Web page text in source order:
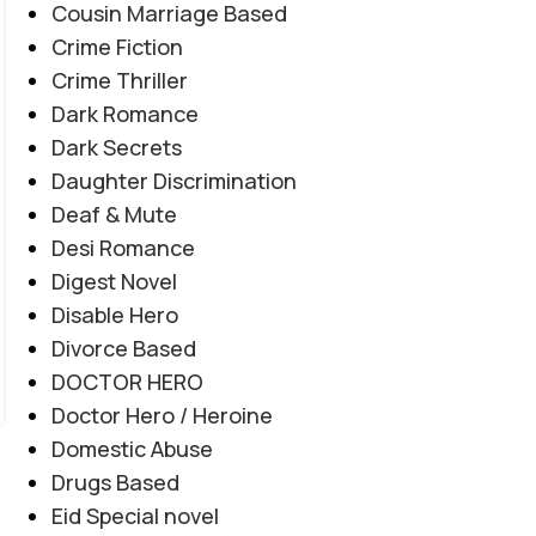
Posted by
Tashnagi e Yaar By Alishey Khan Novel20944
Tribal Feud | Forced Marriage | Revenge
Based | Feudal System | Action Romance |
Cousin Marriage Based
Crime Fiction
Crime Thriller
Dark Romance
Dark Secrets
Daughter Discrimination
Deaf & Mute
Desi Romance
Digest Novel
Disable Hero
Divorce Based
DOCTOR HERO
Doctor Hero / Heroine
Domestic Abuse
Drugs Based
Eid Special novel